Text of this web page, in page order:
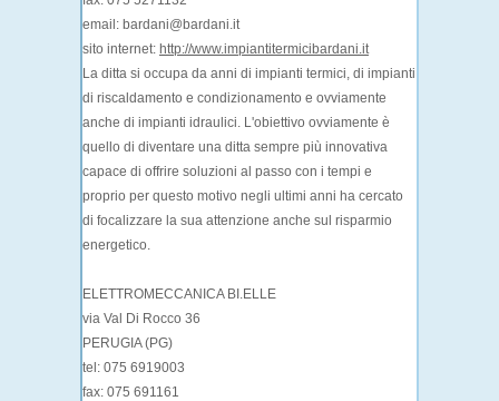
email: bardani@bardani.it
sito internet: http://www.impiantitermicibardani.it
La ditta si occupa da anni di impianti termici, di impianti
di riscaldamento e condizionamento e ovviamente
anche di impianti idraulici. L'obiettivo ovviamente è
quello di diventare una ditta sempre più innovativa
capace di offrire soluzioni al passo con i tempi e
proprio per questo motivo negli ultimi anni ha cercato
di focalizzare la sua attenzione anche sul risparmio
energetico.
ELETTROMECCANICA BI.ELLE
via Val Di Rocco 36
PERUGIA (PG)
tel: 075 6919003
fax: 075 691161